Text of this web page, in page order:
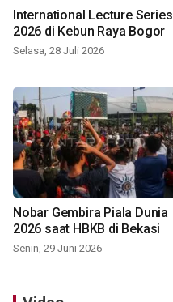
International Lecture Series
2026 di Kebun Raya Bogor
Selasa, 28 Juli 2026
Nobar Gembira Piala Dunia
2026 saat HBKB di Bekasi
Senin, 29 Juni 2026